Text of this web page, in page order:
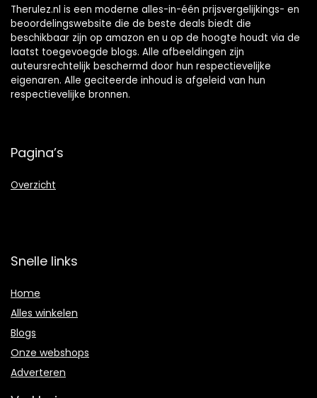
Therulez.nl is een moderne alles-in-één prijsvergelijkings- en
beoordelingswebsite die de beste deals biedt die
beschikbaar zijn op amazon en u op de hoogte houdt via de
laatst toegevoegde blogs. Alle afbeeldingen zijn
auteursrechtelijk beschermd door hun respectievelijke
eigenaren. Alle geciteerde inhoud is afgeleid van hun
respectievelijke bronnen.
Pagina’s
Overzicht
Snelle links
Home
Alles winkelen
Blogs
Onze webshops
Adverteren